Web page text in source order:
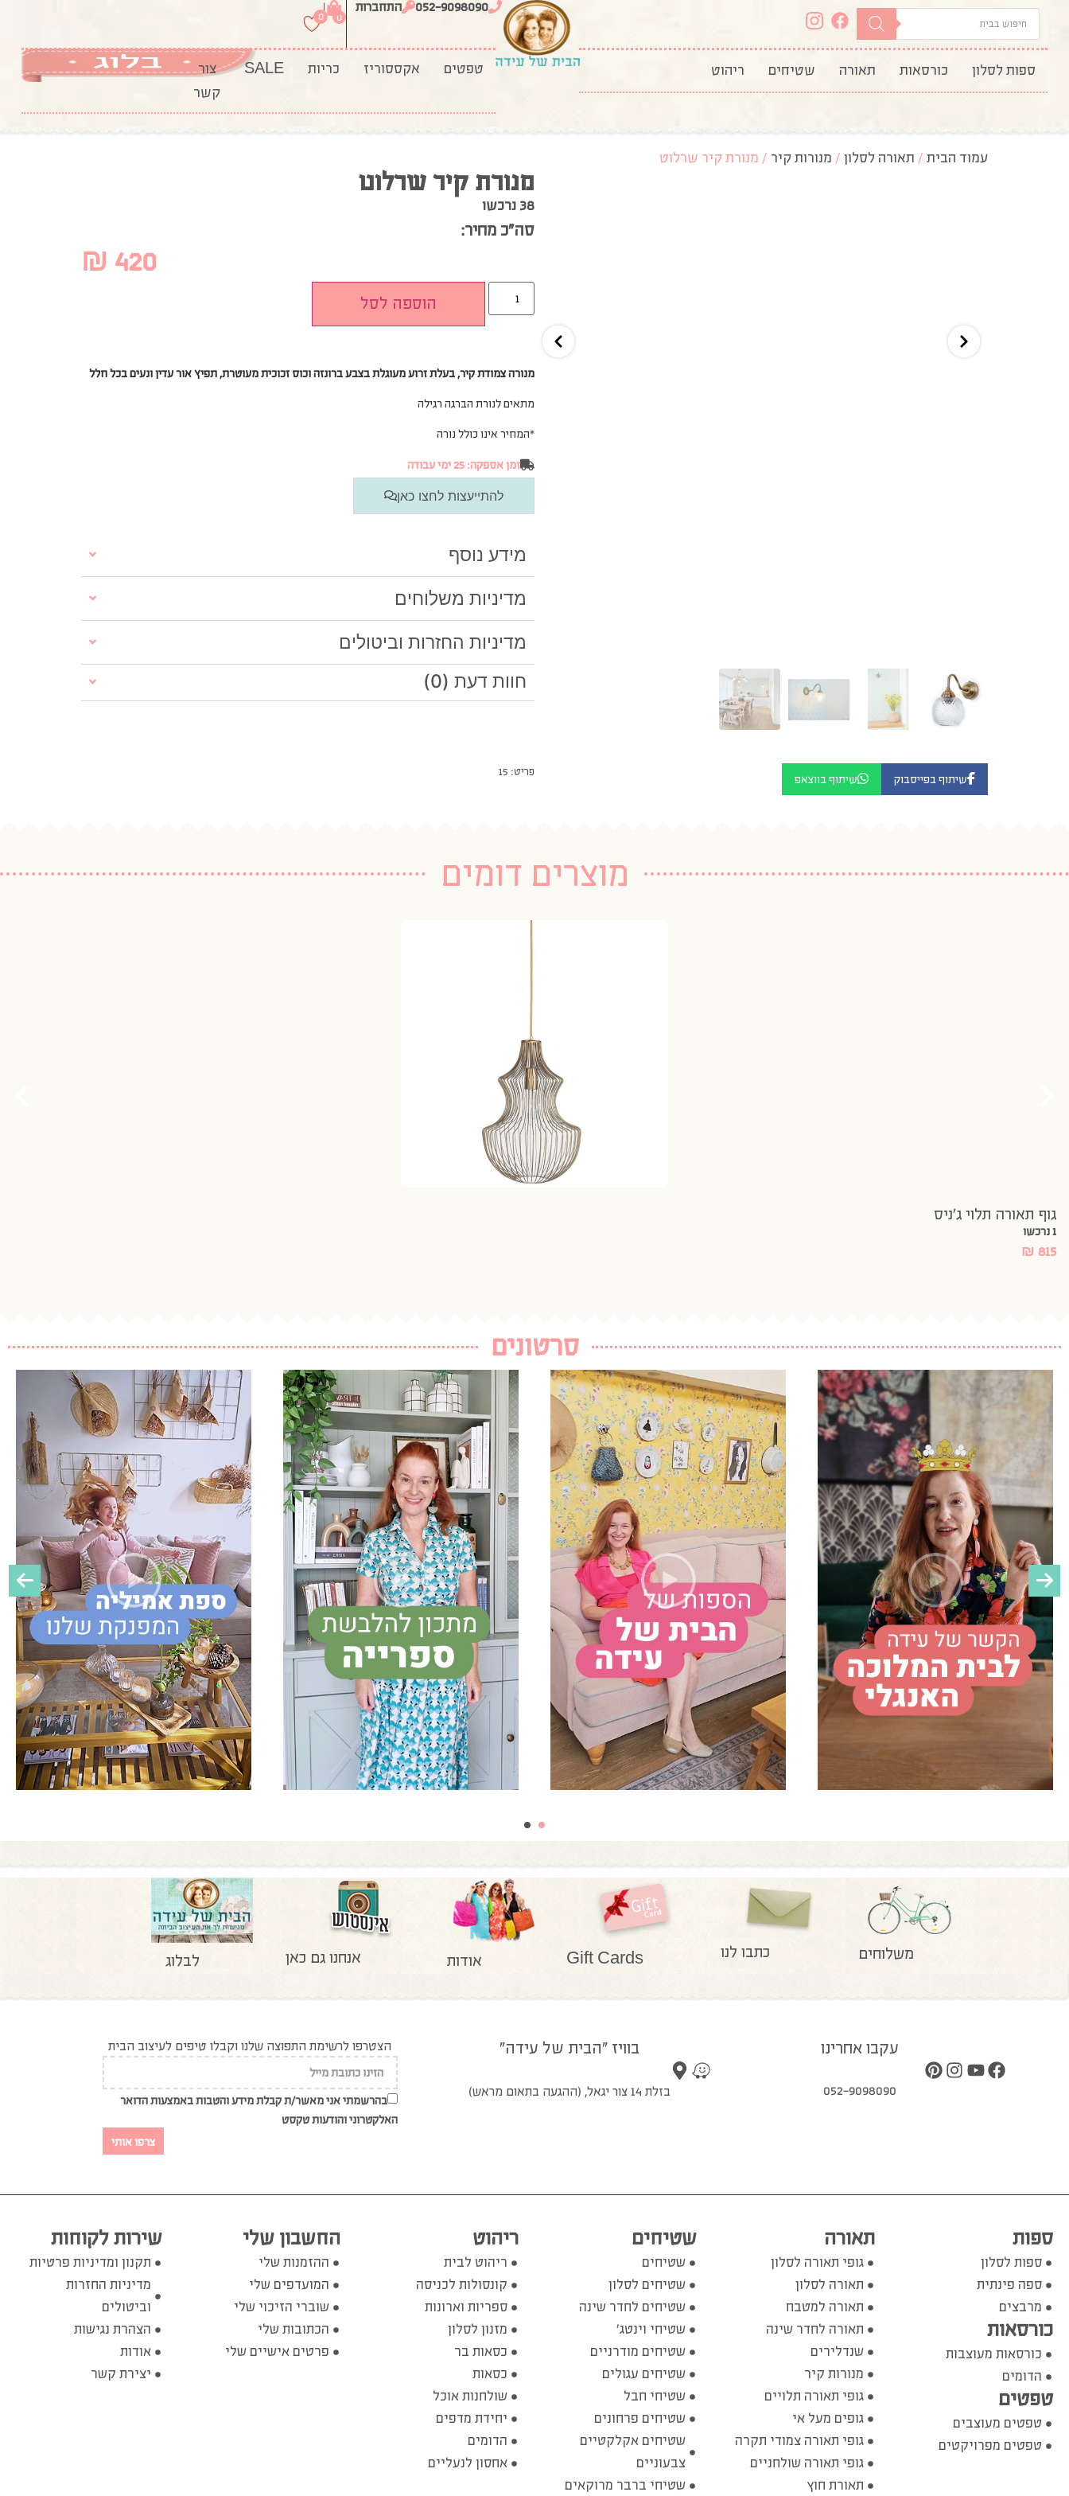
ספות לסלון כורסאות תאורה שטיחים ריהוט
052-9098090 התחברות
0
|
0
טפטים אקססוריז כריות SALE
צור
קשר
עמוד הבית / תאורה לסלון / מנורות קיר / מנורת קיר שרלוט
שיתוף בפייסבוק שיתוף בווצאפ
מנורת קיר שרלוט
38 נרכשו
סה”כ מחיר:
₪ 420
הוספה לסל
מנורה צמודת קיר, בעלת זרוע מעוגלת בצבע ברונזה וכוס זכוכית מעוטרת, תפיץ אור עדין ונעים בכל חלל
מתאים לנורת הברגה רגילה
*המחיר אינו כולל נורה
זמן אספקה: 25 ימי עבודה
להתייעצות לחצו כאן
מידע נוסף
מדיניות משלוחים
מדיניות החזרות וביטולים
חוות דעת (0)
פריט: 15
מוצרים דומים
גוף תאורה תלוי ג’ניס
1 נרכשו
₪ 815
סרטונים
משלוחים כתבו לנו Gift Cards אודות אנחנו גם כאן לבלוג
עקבו אחרינו
052-9098090
בוויז "הבית של עידה"
בזלת 14 צור יגאל, (ההגעה בתאום מראש)
הצטרפו לרשימת התפוצה שלנו וקבלו טיפים לעיצוב הבית
בהרשמתי אני מאשר/ת קבלת מידע והטבות באמצעות הדואר
האלקטרוני והודעות טקסט
צרפו אותי
ספות
ספות לסלון
ספה פינתית
מרבצים
כורסאות
כורסאות מעוצבות
הדומים
טפטים
טפטים מעוצבים
טפטים מפרויקטים
תאורה
גופי תאורה לסלון
תאורה לסלון
תאורה למטבח
תאורה לחדר שינה
שנדלירים
מנורות קיר
גופי תאורה תלויים
גופים מעל אי
גופי תאורה צמודי תקרה
גופי תאורה שולחניים
תאורת חוץ
שטיחים
שטיחים
שטיחים לסלון
שטיחים לחדר שינה
שטיחי וינטג'
שטיחים מודרניים
שטיחים עגולים
שטיחי חבל
שטיחים פרחונים
שטיחים אקלקטיים
צבעוניים
שטיחי ברבר מרוקאים
ריהוט
ריהוט לבית
קונסולות לכניסה
ספריות וארונות
מזנון לסלון
כסאות בר
כסאות
שולחנות אוכל
יחידת מדפים
הדומים
אחסון לנעליים
החשבון שלי
ההזמנות שלי
המועדפים שלי
שוברי הזיכוי שלי
הכתובות שלי
פרטים אישיים שלי
שירות לקוחות
תקנון ומדיניות פרטיות
מדיניות החזרות
וביטולים
הצהרת נגישות
אודות
יצירת קשר